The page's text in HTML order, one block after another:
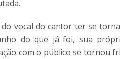
do vocal do cantor ter se
do que já foi, sua
com o público se tornou